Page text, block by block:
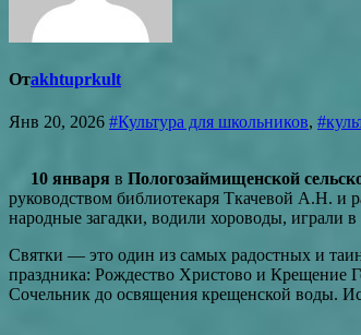
Отakhtuprkult
Янв 20, 2026 #Культура для школьников,
10 января в Пологозаймищенской
руководством библиотекаря Ткачевой А.Н. и
народные загадки, водили хороводы, играли
Святки — это один из самых радостных и
праздника: Рождество Христово и Крещение
Сочельник до освящения крещенской воды.